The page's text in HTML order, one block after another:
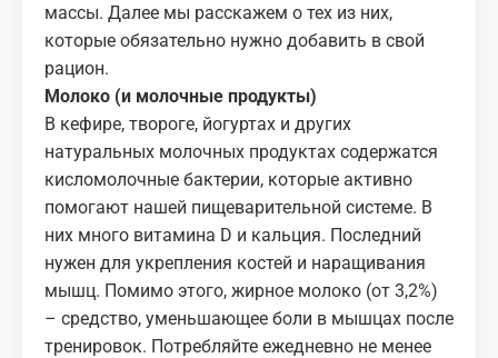
массы. Далее мы расскажем о тех из них,
которые обязательно нужно добавить в свой
рацион.
Молоко (и молочные продукты)
В кефире, твороге, йогуртах и других
натуральных молочных продуктах содержатся
кисломолочные бактерии, которые активно
помогают нашей пищеварительной системе. В
них много витамина D и кальция. Последний
нужен для укрепления костей и наращивания
мышц. Помимо этого, жирное молоко (от 3,2%)
– средство, уменьшающее боли в мышцах после
тренировок. Потребляйте ежедневно не менее